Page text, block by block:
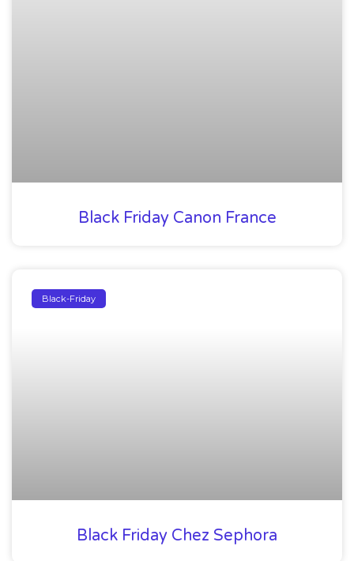
Black Friday Canon France
Black-Friday
Black Friday Chez Sephora